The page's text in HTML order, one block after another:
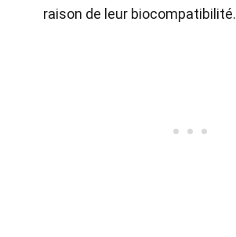
raison de leur biocompatibilité.